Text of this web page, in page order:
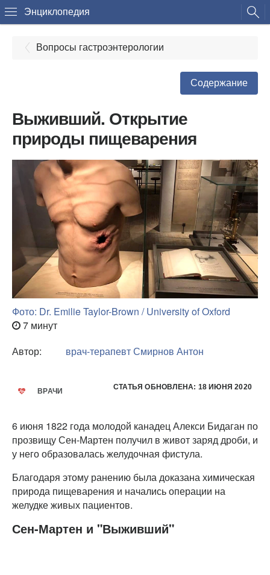
Энциклопедия
Вопросы гастроэнтерологии
Содержание
Выживший. Открытие
природы пищеварения
Фото: Dr. Emilie Taylor-Brown / University of Oxford
7 минут
Автор:
врач-терапевтСмирнов Антон
ВРАЧИ СТАТЬЯ ОБНОВЛЕНА: 18 ИЮНЯ 2020
6 июня 1822 года молодой канадец Алекси Бидаган по
прозвищу Сен-Мартен получил в живот заряд дроби, и
у него образовалась желудочная фистула.
Благодаря этому ранению была доказана химическая
природа пищеварения и начались операции на
желудке живых пациентов.
Сен-Мартен и "Выживший"